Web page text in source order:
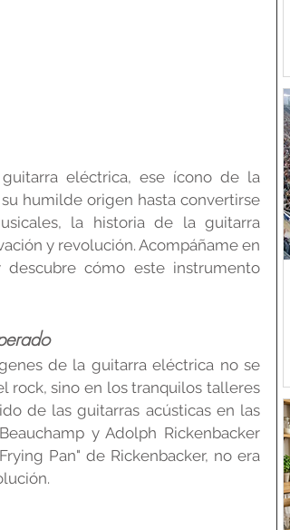
eléctrica, ese ícono de la
humilde origen hasta convertirse
la historia de la guitarra
y revolución. Acompáñame en
cómo este instrumento
de la guitarra eléctrica no se
rock, sino en los tranquilos talleres
de las guitarras acústicas en las
y Adolph Rickenbacker
Pan" de Rickenbacker, no era